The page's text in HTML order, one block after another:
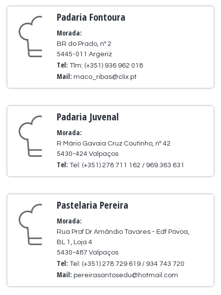
Padaria Fontoura
Morada:
BR do Prado, nº 2
5445-011 Argeriz
Tel:Tlm: (+351) 936 962 018
Mail:maco_ribas@clix.pt
Padaria Juvenal
Morada:
R Mário Gavaia Cruz Coutinho, nº 42
5430-424 Valpaços
Tel:Tel: (+351) 278 711 162 / 969 363 631
Pastelaria Pereira
Morada:
Rua Prof Dr Amândio Tavares - Edf Póvoa,
BL 1, Loja 4
5430-487 Valpaços
Tel:Tel: (+351) 278 729 619 / 934 743 720
Mail:pereirasantosedu@hotmail.com